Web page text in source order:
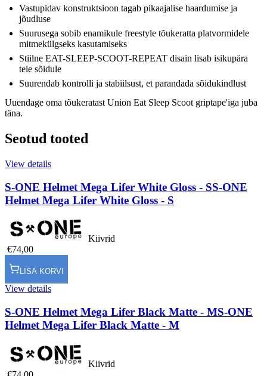
Vastupidav konstruktsioon tagab pikaajalise haardumise ja
jõudluse
Suurusega sobib enamikule freestyle tõukeratta platvormidele
mitmekülgseks kasutamiseks
Stiilne EAT-SLEEP-SCOOT-REPEAT disain lisab isikupära
teie sõidule
Suurendab kontrolli ja stabiilsust, et parandada sõidukindlust
Uuendage oma tõukeratast Union Eat Sleep Scoot griptape'iga juba
täna.
Seotud tooted
View details
S-ONE Helmet Mega Lifer White Gloss - SS-ONE
Helmet Mega Lifer White Gloss - S
Kiivrid
€74,00
LISA KORVI
View details
S-ONE Helmet Mega Lifer Black Matte - MS-ONE
Helmet Mega Lifer Black Matte - M
Kiivrid